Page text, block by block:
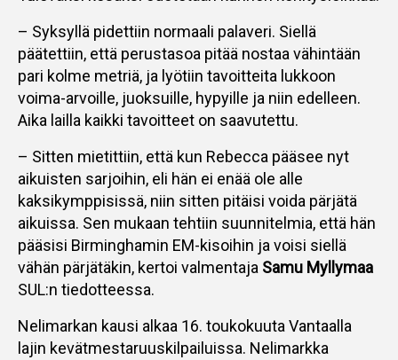
– Syksyllä pidettiin normaali palaveri. Siellä
päätettiin, että perustasoa pitää nostaa vähintään
pari kolme metriä, ja lyötiin tavoitteita lukkoon
voima-arvoille, juoksuille, hypyille ja niin edelleen.
Aika lailla kaikki tavoitteet on saavutettu.
– Sitten mietittiin, että kun Rebecca pääsee nyt
aikuisten sarjoihin, eli hän ei enää ole alle
kaksikymppisissä, niin sitten pitäisi voida pärjätä
aikuissa. Sen mukaan tehtiin suunnitelmia, että hän
pääsisi Birminghamin EM-kisoihin ja voisi siellä
vähän pärjätäkin, kertoi valmentaja Samu Myllymaa
SUL:n tiedotteessa.
Nelimarkan kausi alkaa 16. toukokuuta Vantaalla
lajin kevätmestaruuskilpailuissa. Nelimarkka